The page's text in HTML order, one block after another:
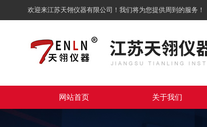
欢迎来江苏天翎仪器有限公司！我们将为您提供周到的服务！
网站首页 关于我们